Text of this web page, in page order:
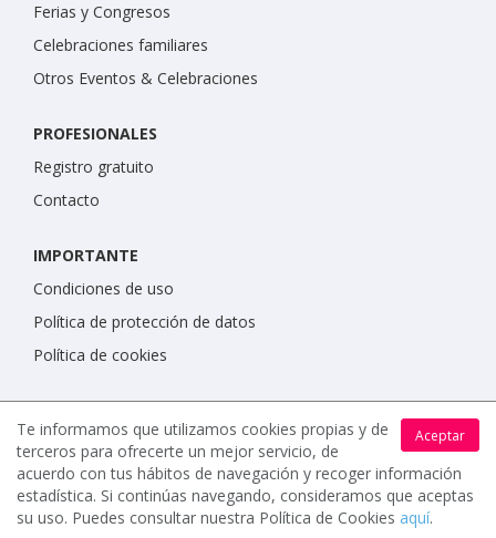
Ferias y Congresos
Celebraciones familiares
Otros Eventos & Celebraciones
PROFESIONALES
Registro gratuito
Contacto
IMPORTANTE
Condiciones de uso
Política de protección de datos
Política de cookies
Aceptar
Te informamos que utilizamos cookies propias y de
terceros para ofrecerte un mejor servicio, de
acuerdo con tus hábitos de navegación y recoger información
estadística. Si continúas navegando, consideramos que aceptas
su uso. Puedes consultar nuestra Política de Cookies aquí.